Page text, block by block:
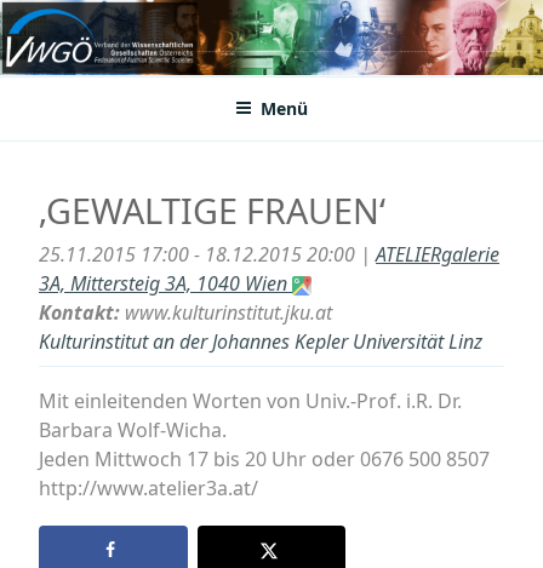
Zum
Inhalt
springenVWGÖ
Federation of Austrian Scientific Societies
Menü
‚GEWALTIGE FRAUEN‘
25.11.2015 17:00 - 18.12.2015 20:00 |ATELIERgalerie
3A, Mittersteig 3A, 1040 Wien
Kontakt: www.kulturinstitut.jku.at
Kulturinstitut an der Johannes Kepler Universität Linz
Mit einleitenden Worten von Univ.-Prof. i.R. Dr.
Barbara Wolf-Wicha.
Jeden Mittwoch 17 bis 20 Uhr oder 0676 500 8507
http://www.atelier3a.at/